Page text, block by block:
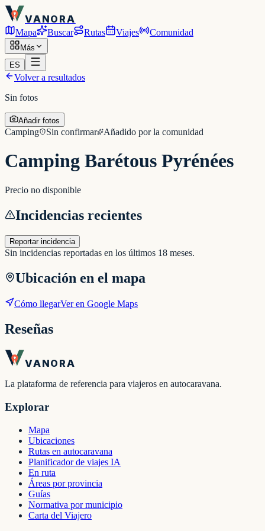
VANORA
Mapa Buscar Rutas Viajes Comunidad
Más
ES
Volver a resultados
Sin fotos
Añadir fotos
Camping Sin confirmar Añadido por la comunidad
Camping Barétous Pyrénées
Precio no disponible
Incidencias recientes
Reportar incidencia
Sin incidencias reportadas en los últimos 18 meses.
Ubicación en el mapa
Cómo llegarVer en Google Maps
Reseñas
VANORA
La plataforma de referencia para viajeros en autocaravana.
Explorar
Mapa
Ubicaciones
Rutas en autocaravana
Planificador de viajes IA
En ruta
Áreas por provincia
Guías
Normativa por municipio
Carta del Viajero